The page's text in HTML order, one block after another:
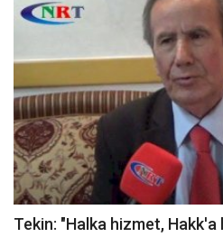
Tekin: "Halka hizmet,